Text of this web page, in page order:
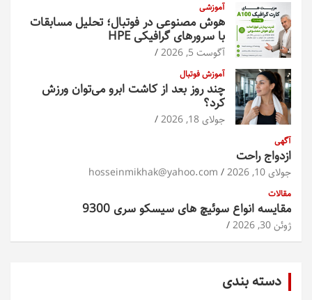
آموزشی
هوش مصنوعی در فوتبال؛ تحلیل مسابقات
با سرورهای گرافیکی HPE
آگوست 5, 2026
آموزش فوتبال
چند روز بعد از کاشت ابرو می‌توان ورزش
کرد؟
جولای 18, 2026
آگهی
ازدواج راحت
جولای 10, 2026 hosseinmikhak@yahoo.com
مقالات
مقایسه انواع سوئیچ های سیسکو سری 9300
ژوئن 30, 2026
دسته بندی